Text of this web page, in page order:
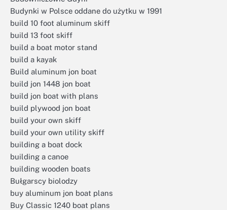
Budynki w Polsce oddane do użytku w 1991
build 10 foot aluminum skiff
build 13 foot skiff
build a boat motor stand
build a kayak
Build aluminum jon boat
build jon 1448 jon boat
build jon boat with plans
build plywood jon boat
build your own skiff
build your own utility skiff
building a boat dock
building a canoe
building wooden boats
Bułgarscy biolodzy
buy aluminum jon boat plans
Buy Classic 1240 boat plans